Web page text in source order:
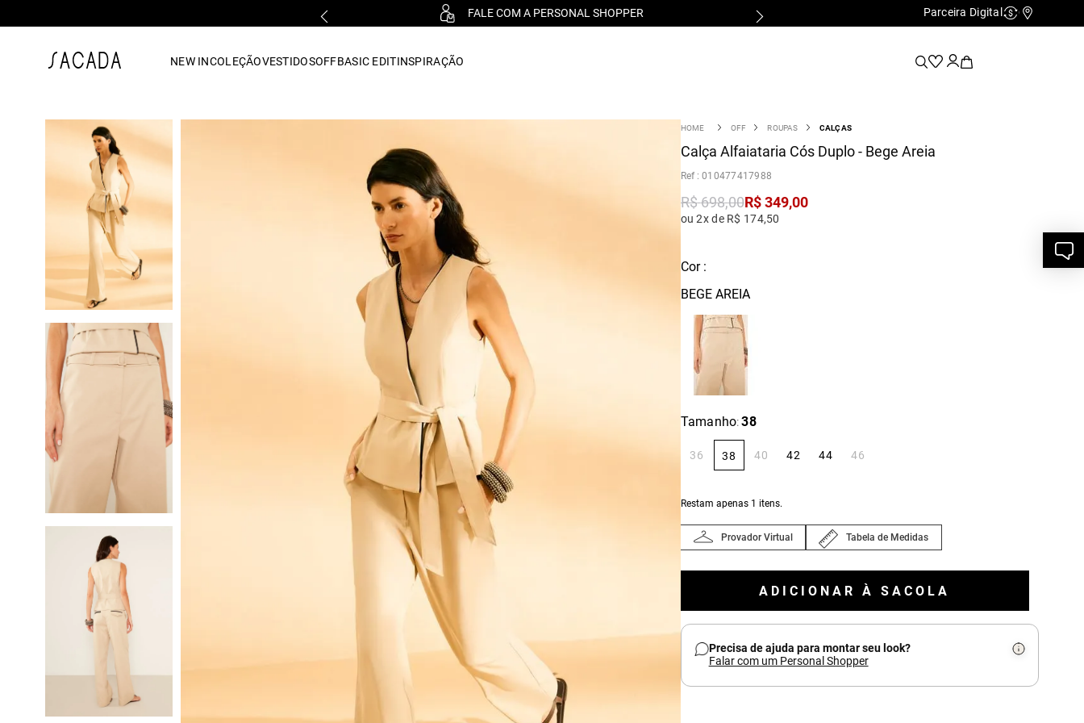
FALE COM A PERSONAL SHOPPER Parceira Digital Cashback
NEW INCOLEÇÃOVESTIDOSOFFBASIC EDITINSPIRAÇÃO
OFF ROUPAS CALÇAS
Calça Alfaiataria Cós Duplo - Bege Areia
:010477417988
R$698,00R$ 349,00
ou 2x de R$ 174,50
Cor :
BEGE AREIA
Tamanho: 38
36 38 40 42 44 46
Restam apenas 1 itens.
Provador Virtual Tabela de Medidas
ADICIONAR À SACOLA
Precisa de ajuda para montar seu look?
Falar com um Personal Shopper
vestido midi